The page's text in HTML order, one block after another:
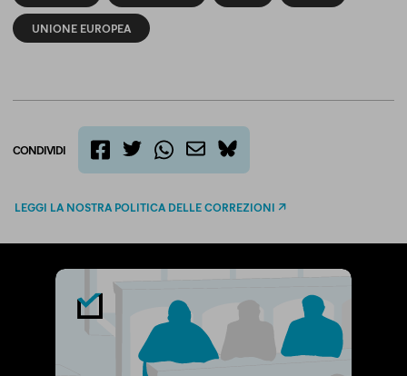
UNIONE EUROPEA
CONDIVIDI
bluesky
LEGGI LA NOSTRA POLITICA DELLE CORREZIONI